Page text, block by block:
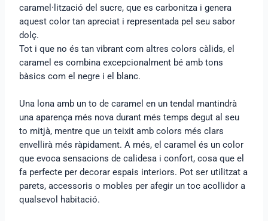
caramel·lització del sucre, que es carbonitza i genera
aquest color tan apreciat i representada pel seu sabor
dolç.
Tot i que no és tan vibrant com altres colors càlids, el
caramel es combina excepcionalment bé amb tons
bàsics com el negre i el blanc.
Una lona amb un to de caramel en un tendal mantindrà
una aparença més nova durant més temps degut al seu
to mitjà, mentre que un teixit amb colors més clars
envellirà més ràpidament. A més, el caramel és un color
que evoca sensacions de calidesa i confort, cosa que el
fa perfecte per decorar espais interiors. Pot ser utilitzat a
parets, accessoris o mobles per afegir un toc acollidor a
qualsevol habitació.